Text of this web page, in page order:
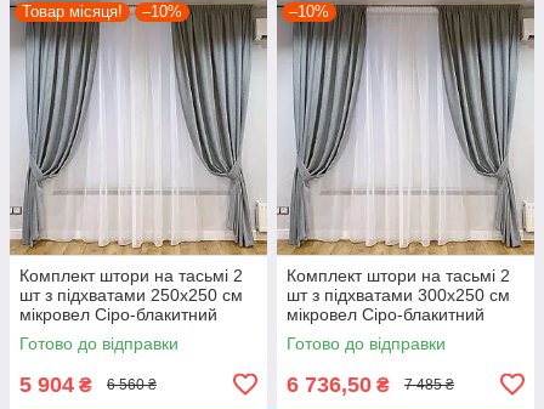
Товар місяця! –10%
Комплект штори на тасьмі 2
шт з підхватами 250х250 см
мікровел Сіро-блакитний
вуаль 450 см Білий
Готово до відправки
5 904 ₴ 6 560 ₴
–10%
Комплект штори на тасьмі 2
шт з підхватами 300х250 см
мікровел Сіро-блакитний
вуаль 500 см Білий
Готово до відправки
6 736,50 ₴ 7 485 ₴